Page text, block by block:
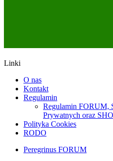
Linki
O nas
Kontakt
Regulamin
Regulamin FORUM,
Prywatnych oraz
Polityka Cookies
RODO
Peregrinus FORUM